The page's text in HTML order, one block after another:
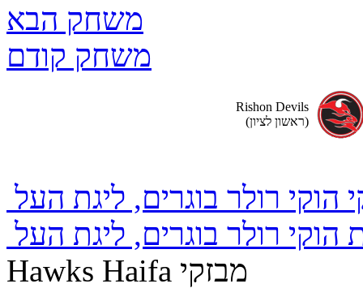
משחק הבא
משחק קודם
Rishon Devils
(ראשון לציון)
רולר בוגרים, ליגת העל
הוקי רולר בוגרים, ליגת העל
Hawks Haifa מבזקי